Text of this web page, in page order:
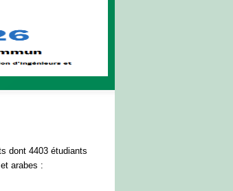
dont 4403 étudiants
arabes :